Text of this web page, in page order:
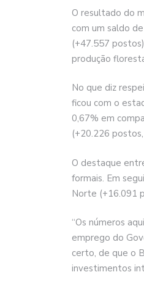
O resultado do
com um saldo
(+47.557
produção
No que diz
ficou com o
0,67% em
(+20.226
O destaque
formais. Em
Norte (+16.091
“Os números
emprego do
certo, de que o
investimentos